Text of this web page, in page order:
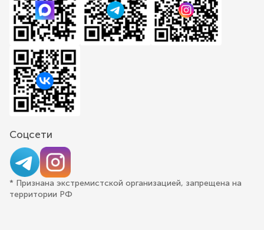
Соцсети
* Признана экстремистской организацией, запрещена на
территории РФ